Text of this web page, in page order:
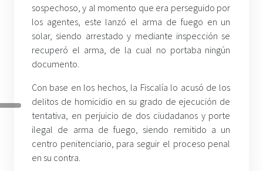
sospechoso, y al momento que era perseguido por
los agentes, este lanzó el arma de fuego en un
solar, siendo arrestado y mediante inspección se
recuperó el arma, de la cual no portaba ningún
documento.
Con base en los hechos, la Fiscalía lo acusó de los
delitos de homicidio en su grado de ejecución de
tentativa, en perjuicio de dos ciudadanos y porte
ilegal de arma de fuego, siendo remitido a un
centro penitenciario, para seguir el proceso penal
en su contra.